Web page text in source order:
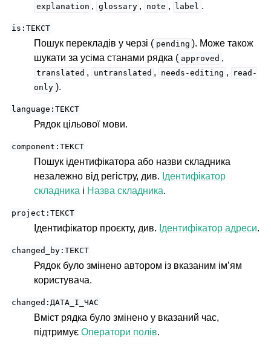
explanation , glossary , note , label .
is:ТЕКСТ
Пошук перекладів у черзі ( pending ). Може також
шукати за усіма станами рядка ( approved ,
translated , untranslated , needs-editing ,
read-
only ).
language:ТЕКСТ
Рядок цільової мови.
component:ТЕКСТ
Пошук ідентифікатора або назви складника
незалежно від регістру, див. Ідентифікатор
складника і Назва складника.
project:ТЕКСТ
Ідентифікатор проєкту, див. Ідентифікатор адреси.
changed_by:ТЕКСТ
Рядок було змінено автором із вказаним ім’ям
користувача.
changed:ДАТА_І_ЧАС
Вміст рядка було змінено у вказаний час,
підтримує Оператори полів.